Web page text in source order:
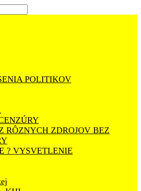
POLITIKOV
RÔZNYCH ZDROJOV BEZ
? VYSVETLENIE